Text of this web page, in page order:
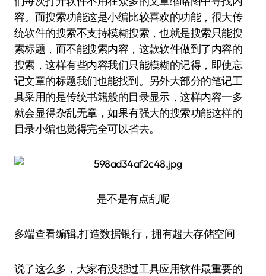
容。而搜索功能这是小编比较喜欢的功能，很大传
统软件的搜索不支持模糊搜索，也就是搜索只能搜
索标题，而不能搜索内容，这款软件做到了内容的
搜索，这样有些内容我们只能模糊的记得，即使忘
记文章的标题我们也能找到。另外大部分的笔记工
具采用的是传统书籍般的目录显示，这样内容一多
就会显得杂乱无章，如果有强大的搜索功能这样的
目录小编也觉得完全可以省去。
是不是有点乱呢
多端查看编辑,打造数据银行，拥有超大存储空间
说了这么多，大家有没想过工具应用软件最重要的